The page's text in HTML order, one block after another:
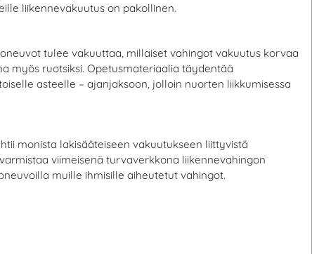
liikennevakuutus on pakollinen.
tulee vakuuttaa, millaiset vahingot vakuutus korvaa
myös ruotsiksi. Opetusmateriaalia täydentää
asteelle – ajanjaksoon, jolloin nuorten liikkumisessa
monista lakisääteiseen vakuutukseen liittyvistä
viimeisenä turvaverkkona liikennevahingon
muille ihmisille aiheutetut vahingot.